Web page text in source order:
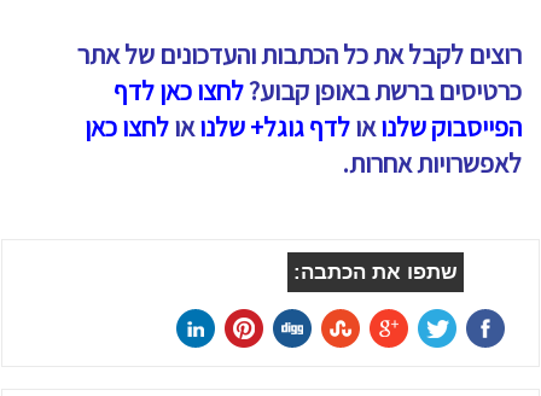
רוצים לקבל את כל הכתבות והעדכונים של אתר
כרטיסים ברשת באופן קבוע?לחצו כאן לדף
הפייסבוק שלנואולדף גוגל+ שלנואולחצו כאן
לאפשרויות אחרות.
שתפו את הכתבה: